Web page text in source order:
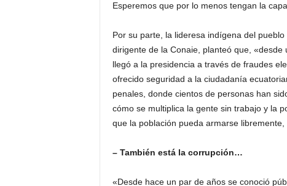
Esperemos que por lo menos tengan la
Por su parte, la lideresa indígena del
dirigente de la Conaie, planteó que,
llegó a la presidencia a través de fraudes
ofrecido seguridad a la ciudadanía
penales, donde cientos de personas han
cómo se multiplica la gente sin trabajo y la
que la población pueda armarse
– También está la corrupción…
«Desde hace un par de años se conoció